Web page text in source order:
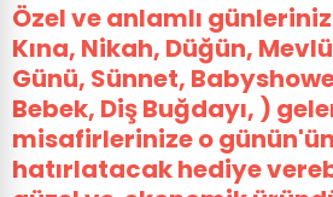
Özel ve anlamlı
Kına, Nikah, Düğün,
Günü, Sünnet,
Bebek, Diş Buğdayı, )
misafirlerinize o günün'ün
hatırlatacak hediye